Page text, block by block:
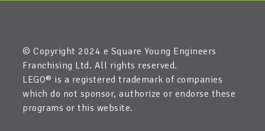
© Copyright 2024 e Square Young Engineers
Franchising Ltd. All rights reserved.
LEGO® is a registered trademark of companies
which do not sponsor, authorize or endorse these
programs or this website.